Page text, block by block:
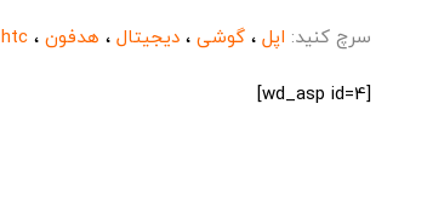
سرچ کنید: اپل ،گوشی ،دیجیتال ، هدفون ،htc
[wd_asp id=4]